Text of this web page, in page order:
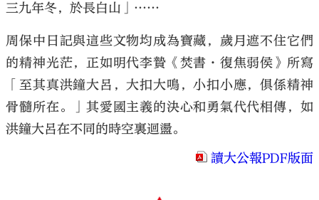
三九年冬，於長白山」……
周保中日記與這些文物均成為寶藏，歲月遮不住它們
的精神光茫，正如明代李贄《焚書·復焦弱侯》所寫
「至其真洪鐘大呂，大扣大鳴，小扣小應，俱係精神
骨髓所在。」其愛國主義的決心和勇氣代代相傳，如
洪鐘大呂在不同的時空裏迴盪。
讀大公報PDF版面